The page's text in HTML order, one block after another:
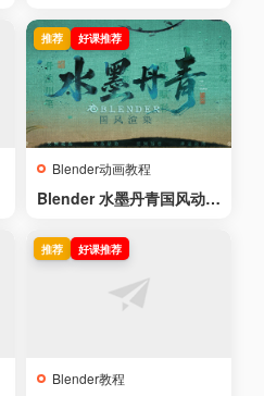
【新手推荐】
Blender动画教程
Blender 水墨丹青国风动画
学堂】
推荐 好课推荐
Blender教程
推荐 好课推荐